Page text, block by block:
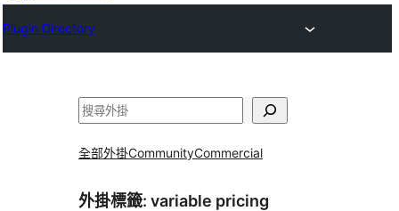
Plugin Directory
搜
全部外掛CommunityCommercial
外掛標籤: variable pricing